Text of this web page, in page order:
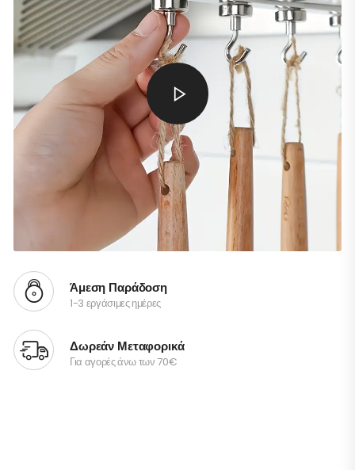
Άμεση Παράδοση
1-3 εργάσιμες ημέρες
Δωρεάν Μεταφορικά
Για αγορές άνω των 70€